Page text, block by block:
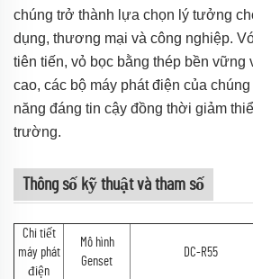
chúng trở thành lựa chọn lý tưởng
dụng, thương mại và công nghiệp.
tiên tiến, vỏ bọc bằng thép bền vững
cao, các bộ máy phát điện của
năng đáng tin cậy đồng thời giảm
trường.
Thông số kỹ thuật và tham số
Chi tiết
máy phát
điện
Mô hình
Genset
DC-R55